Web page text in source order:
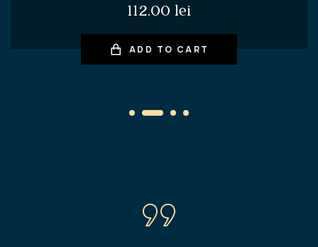
112.00 lei
ADD TO CART